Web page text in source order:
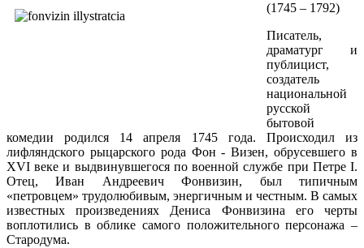
(1745 – 1792)
Писатель,
драматург и
публицист,
создатель
национальной
русской
бытовой
комедии родился 14 апреля 1745 года. Происходил из
лифляндского рыцарского рода Фон - Визен, обрусевшего в
XVI веке и выдвинувшегося по военной службе при Петре I.
Отец, Иван Андреевич Фонвизин, был типичным
«петровцем» трудолюбивым, энергичным и честным. В самых
известных произведениях Дениса Фонвизина его черты
воплотились в облике самого положительного персонажа –
Стародума.